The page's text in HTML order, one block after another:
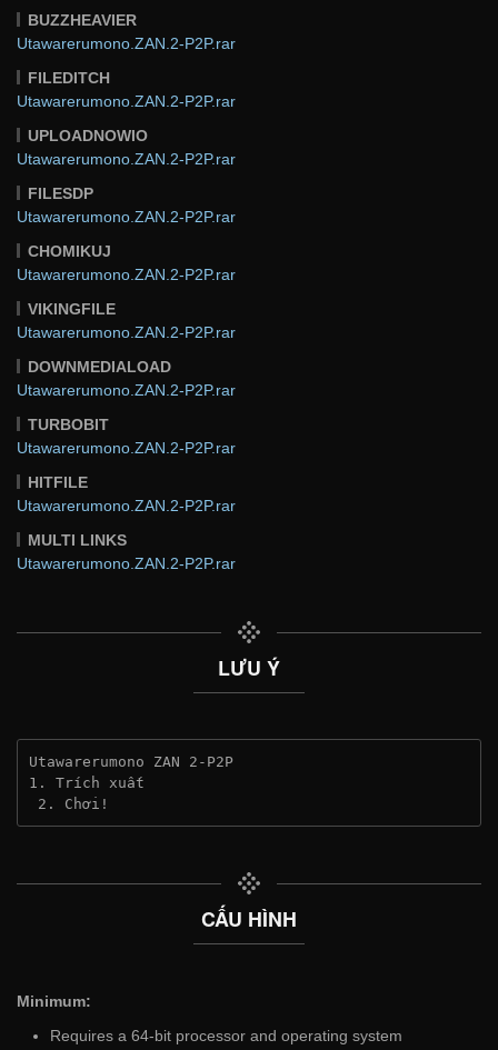
BUZZHEAVIER
Utawarerumono.ZAN.2-P2P.rar
FILEDITCH
Utawarerumono.ZAN.2-P2P.rar
UPLOADNOWIO
Utawarerumono.ZAN.2-P2P.rar
FILESDP
Utawarerumono.ZAN.2-P2P.rar
CHOMIKUJ
Utawarerumono.ZAN.2-P2P.rar
VIKINGFILE
Utawarerumono.ZAN.2-P2P.rar
DOWNMEDIALOAD
Utawarerumono.ZAN.2-P2P.rar
TURBOBIT
Utawarerumono.ZAN.2-P2P.rar
HITFILE
Utawarerumono.ZAN.2-P2P.rar
MULTI LINKS
Utawarerumono.ZAN.2-P2P.rar
LƯU Ý
Utawarerumono ZAN 2-P2P
1. Trích xuất
2. Chơi!
CẤU HÌNH
Minimum:
Requires a 64-bit processor and operating system